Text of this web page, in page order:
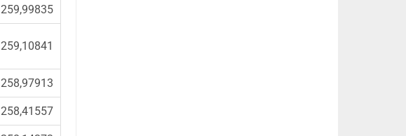
259,99835
259,10841
258,97913
258,41557